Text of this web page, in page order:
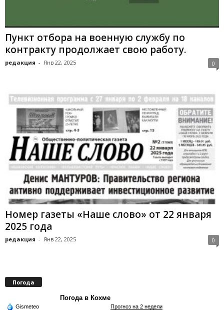
Пункт отбора на военную службу по
контракту продолжает свою работу.
редакция - Янв 22, 2025 0
Номер газеты «Наше слово» от 22 января
2025 года
редакция - Янв 22, 2025 0
Погода
Погода в Кохме
Gismeteo Прогноз на 2 недели